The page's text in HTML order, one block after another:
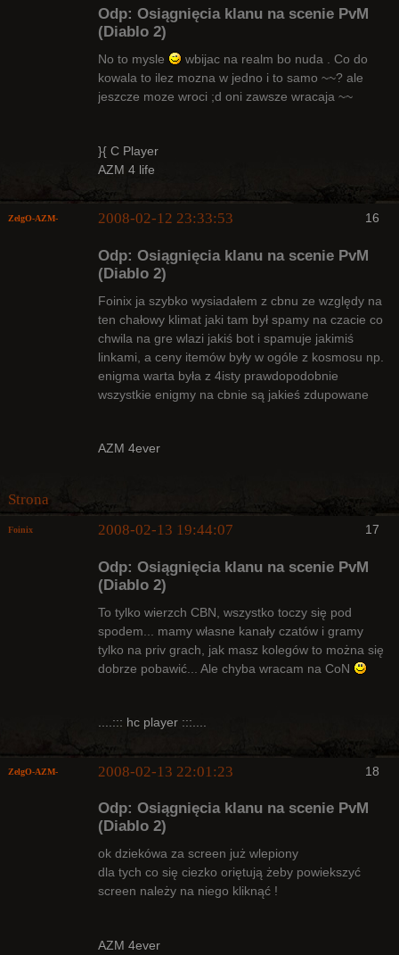
Odp: Osiągnięcia klanu na scenie PvM
(Diablo 2)
No to mysle
wbijac na realm bo nuda . Co do
kowala to ilez mozna w jedno i to samo ~~? ale
jeszcze moze wroci ;d oni zawsze wracaja ~~
}{ C Player
AZM 4 life
16
ZelgO-AZM- 2008-02-12 23:33:53
Odp: Osiągnięcia klanu na scenie PvM
(Diablo 2)
Foinix ja szybko wysiadałem z cbnu ze względy na
ten chałowy klimat jaki tam był spamy na czacie co
chwila na gre wlazi jakiś bot i spamuje jakimiś
linkami, a ceny itemów były w ogóle z kosmosu np.
enigma warta była z 4isty prawdopodobnie
wszystkie enigmy na cbnie są jakieś zdupowane
AZM 4ever
Strona
17
Foinix 2008-02-13 19:44:07
Odp: Osiągnięcia klanu na scenie PvM
(Diablo 2)
To tylko wierzch CBN, wszystko toczy się pod
spodem... mamy własne kanały czatów i gramy
tylko na priv grach, jak masz kolegów to można się
dobrze pobawić... Ale chyba wracam na CoN
....::: hc player :::....
18
ZelgO-AZM- 2008-02-13 22:01:23
Odp: Osiągnięcia klanu na scenie PvM
(Diablo 2)
ok dziekówa za screen już wlepiony
dla tych co się ciezko oriętują żeby powiekszyć
screen należy na niego kliknąć !
AZM 4ever